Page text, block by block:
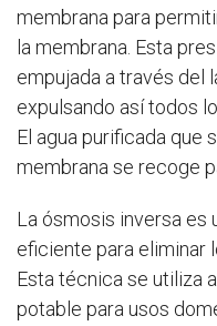
membrana para
la membrana. Esta
empujada a través del
expulsando así todos
El agua purificada que
membrana se recoge
La ósmosis inversa es
eficiente para eliminar
Esta técnica se utiliza
potable para usos